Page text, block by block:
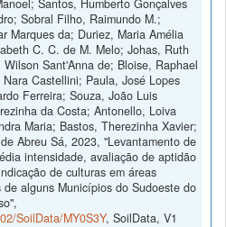
Santos, Humberto Gonçalves
Sobral Filho, Raimundo M.;
Marques da; Duriez, Maria Amélia
C. C. de M. Melo; Johas, Ruth
Sant'Anna de; Bloise, Raphael
Castellini; Paula, José Lopes
Ferreira; Souza, João Luis
da Costa; Antonello, Loiva
Maria; Bastos, Therezinha Xavier;
Abreu Sá, 2023, "Levantamento de
intensidade, avaliação de aptidão
de culturas em áreas
de alguns Municípios do Sudoeste do
SoilData/MY0S3Y, SoilData, V1